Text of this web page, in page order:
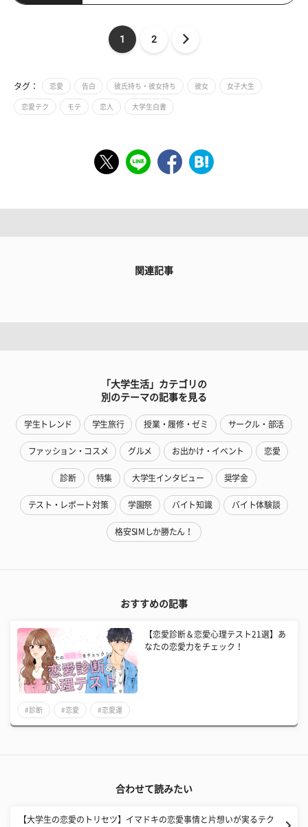
1 2
タグ： 恋愛 告白 彼氏持ち・彼女持ち 彼女 女子大生
恋愛テク モテ 恋人 大学生白書
関連記事
「大学生活」カテゴリの
別のテーマの記事を見る
学生トレンド 学生旅行 授業・履修・ゼミ サークル・部活
ファッション・コスメ グルメ お出かけ・イベント 恋愛
診断 特集 大学生インタビュー 奨学金
テスト・レポート対策 学園祭 バイト知識 バイト体験談
格安SIMしか勝たん！
おすすめの記事
【恋愛診断＆恋愛心理テスト21選】あ
なたの恋愛力をチェック！
#診断 #恋愛 #恋愛運
合わせて読みたい
【大学生の恋愛のトリセツ】イマドキの恋愛事情と片想いが実るテク